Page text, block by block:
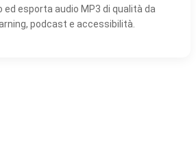
esporta audio MP3 di qualità da
podcast e accessibilità.